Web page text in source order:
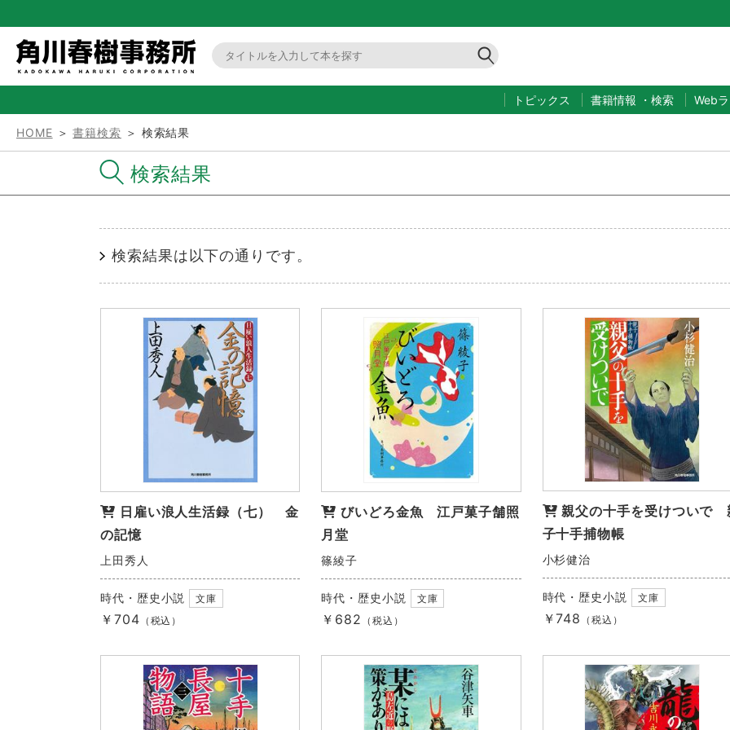
トピックス 書籍情報 ・ 検索 Web
HOME ＞書籍検索 ＞ 検索結果
検索結果
検索結果は以下の通りです。
日雇い浪人生活録（七） 金
の記憶
上田秀人
時代・歴史小説 文庫
￥704 （税込）
びいどろ金魚 江戸菓子舗照
月堂
篠綾子
時代・歴史小説 文庫
￥682 （税込）
親父の十手を受けついで
子十手捕物帳
小杉健治
時代・歴史小説 文庫
￥748 （税込）